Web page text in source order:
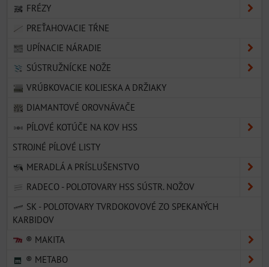
FRÉZY
PREŤAHOVACIE TŔNE
UPÍNACIE NÁRADIE
SÚSTRUŽNÍCKE NOŽE
VRÚBKOVACIE KOLIESKA A DRŽIAKY
DIAMANTOVÉ OROVNÁVAČE
PÍLOVÉ KOTÚČE NA KOV HSS
STROJNÉ PÍLOVÉ LISTY
MERADLÁ A PRÍSLUŠENSTVO
RADECO - POLOTOVARY HSS SÚSTR. NOŽOV
SK - POLOTOVARY TVRDOKOVOVÉ ZO SPEKANÝCH
KARBIDOV
® MAKITA
® METABO